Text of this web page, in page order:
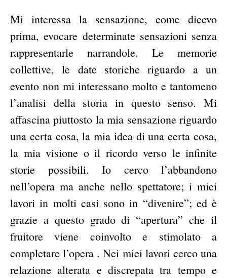
Mi interessa la sensazione, come dicevo
prima, evocare determinate sensazioni senza
rappresentarle narrandole. Le memorie
collettive, le date storiche riguardo a un
evento non mi interessano molto e tantomeno
l’analisi della storia in questo senso. Mi
affascina piuttosto la mia sensazione riguardo
una certa cosa, la mia idea di una certa cosa,
la mia visione o il ricordo verso le infinite
storie possibili. Io cerco l’abbandono
nell’opera ma anche nello spettatore; i miei
lavori in molti casi sono in “divenire”; ed è
grazie a questo grado di “apertura” che il
fruitore viene coinvolto e stimolato a
completare l’opera . Nei miei lavori cerco una
relazione alterata e discrepata tra tempo e